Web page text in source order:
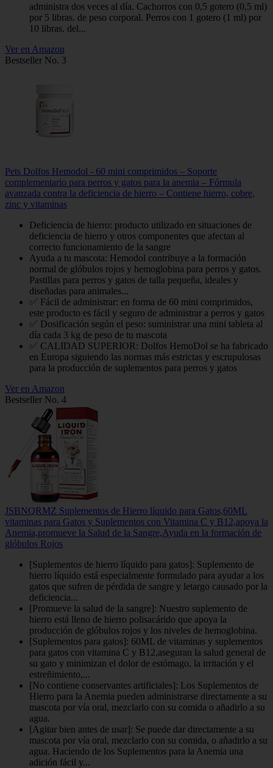
administra dos veces al día. Cachorros con 0,5 gotero (0,5 ml)
por 5 libras. de peso corporal. Perros con 1 gotero (1 ml) por
10 libras. del...
Ver en Amazon
Bestseller No. 3
Pets Dolfos Hemodol - 60 mini comprimidos – Soporte
complementario para perros y gatos para la anemia – Fórmula
avanzada contra la deficiencia de hierro – Contiene hierro, cobre,
zinc y vitaminas
Deficiencia de hierro: producto utilizado en situaciones de
deficiencia de hierro y otros componentes que afectan al
correcto funcionamiento de la sangre
Ayuda a tu mascota: Hemodol contribuye a la formación
normal de glóbulos rojos y hemoglobina para perros y gatos.
Pastillas para perros y gatos de talla pequeña, ideales y
diseñadas para animales...
✅ Fácil de administrar: en forma de 60 mini comprimidos,
este producto es fácil y seguro de administrar a perros y gatos
✅ Dosificación según el peso: suministrar una mini tableta al
día cada 3 kg de peso de tu mascota
✅ CALIDAD SUPERIOR: Dolfos HemoDol se ha fabricado
en Europa siguiendo las normas más estrictas y escrupulosas
para la producción de suplementos para perros y gatos
Ver en Amazon
Bestseller No. 4
JSBNQRMZ Suplementos de Hierro líquido para Gatos,60ML
vitaminas para Gatos y Suplementos con Vitamina C y B12,apoya la
Anemia,promueve la Salud de la Sangre,Ayuda en la formación de
glóbulos Rojos
[Suplementos de hierro líquido para gatos]: Suplemento de
hierro líquido está especialmente formulado para ayudar a los
gatos que sufren de pérdida de sangre y letargo causado por la
deficiencia...
[Promueve la salud de la sangre]: Nuestro suplemento de
hierro está lleno de hierro polisacárido que apoya la
producción de glóbulos rojos y los niveles de hemoglobina.
[Suplementos para gatos]: 60ML de vitaminas y suplementos
para gatos con vitamina C y B12,aseguran la salud general de
su gato y minimizan el dolor de estómago, la irritación y el
estreñimiento,...
[No contiene conservantes artificiales]: Los Suplementos de
Hierro para la Anemia pueden administrarse directamente a su
mascota por vía oral, mezclarlo con su comida o añadirlo a su
agua.
[Agitar bien antes de usar]: Se puede dar directamente a su
mascota por vía oral, mezclarlo con su comida, o añadirlo a su
agua. Haciendo de los Suplementos para la Anemia una
adición fácil y...